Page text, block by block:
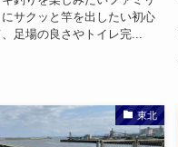
サクッと竿を出したい初心
足場の良さやトイレ完...
東北